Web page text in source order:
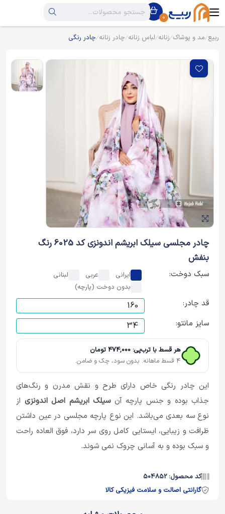
0
ربیع مد و پوشاک زنانه لباس زنانه چادر زنانه چادر رنگی
چادر مجلسی سیلک ابریشم اندونزی کد 6025 رنگ
بنفش
سبک دوخت: ایرانی عربی
لبنانی
بدون دوخت (پارچه)
قد چادر:
سایز مانتو:
هر قسط با ترب‌پی: 474,000 تومان
4 قسط ماهانه. بدون سود، چک و ضامن.
این چادر رنگی خاص دارای طرح و نقش‌ مدرن و رنگ‌های
جذاب بوده و جنس پارچه آنسیلک ابریشم اصل اندونزی از
نوع سه بعدی می‌باشد. این نوع پارچه مجلسی در عین داشتن
ظرافت و زیبایی، ایستایی کامل روی سر دارد، فوق العاده راحت
و سبک بوده و به آسانی چروک نمی شوند.
کد محصول: 504852
گارانتی اصالت و سلامت فیزیکی کالا